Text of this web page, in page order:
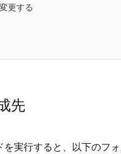
更する
先
実行すると、以下のフ